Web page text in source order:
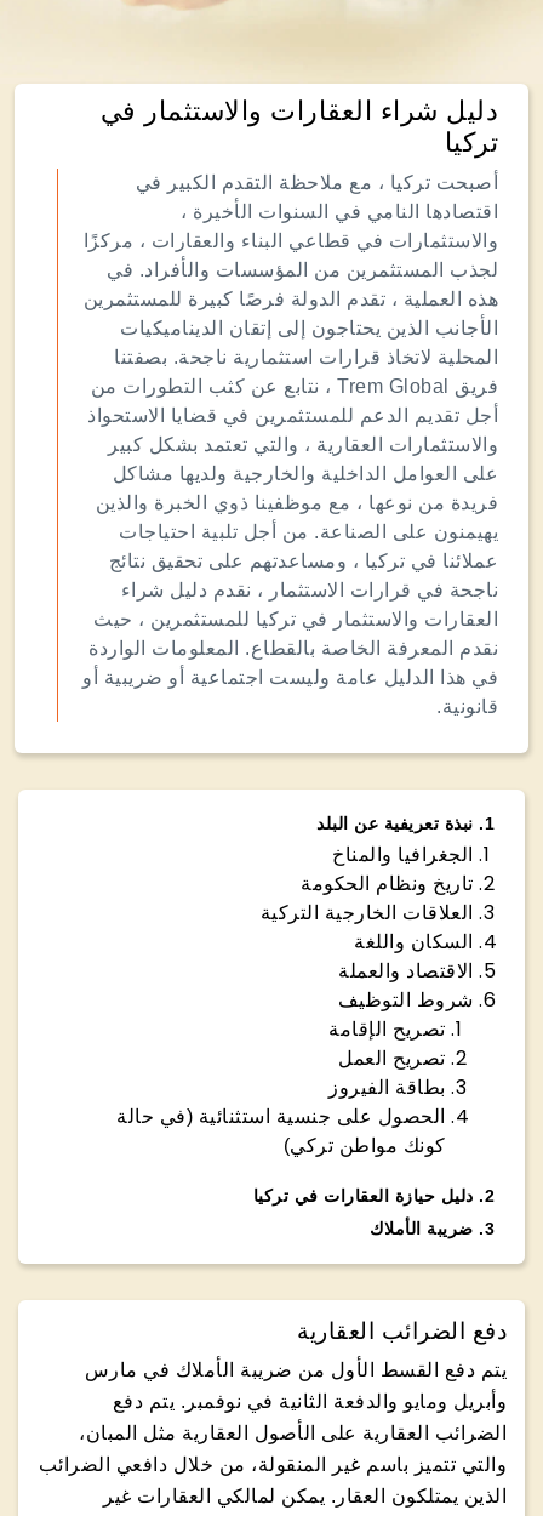
دليل شراء العقارات والاستثمار في
تركيا
أصبحت تركيا ، مع ملاحظة التقدم الكبير في
اقتصادها النامي في السنوات الأخيرة ،
والاستثمارات في قطاعي البناء والعقارات ، مركزًا
لجذب المستثمرين من المؤسسات والأفراد. في
هذه العملية ، تقدم الدولة فرصًا كبيرة للمستثمرين
الأجانب الذين يحتاجون إلى إتقان الديناميكيات
المحلية لاتخاذ قرارات استثمارية ناجحة. بصفتنا
فريق Trem Global ، نتابع عن كثب التطورات من
أجل تقديم الدعم للمستثمرين في قضايا الاستحواذ
والاستثمارات العقارية ، والتي تعتمد بشكل كبير
على العوامل الداخلية والخارجية ولديها مشاكل
فريدة من نوعها ، مع موظفينا ذوي الخبرة والذين
يهيمنون على الصناعة. من أجل تلبية احتياجات
عملائنا في تركيا ، ومساعدتهم على تحقيق نتائج
ناجحة في قرارات الاستثمار ، نقدم دليل شراء
العقارات والاستثمار في تركيا للمستثمرين ، حيث
نقدم المعرفة الخاصة بالقطاع. المعلومات الواردة
في هذا الدليل عامة وليست اجتماعية أو ضريبية أو
قانونية.
1
. نبذة تعريفية عن البلد
الجغرافيا والمناخ
تاريخ ونظام الحكومة
العلاقات الخارجية التركية
السكان واللغة
الاقتصاد والعملة
شروط التوظيف
تصريح الإقامة
تصريح العمل
بطاقة الفيروز
الحصول على جنسية استثنائية (في حالة
كونك مواطن تركي)
2
. دليل حيازة العقارات في تركيا
3
. ضريبة الأملاك
دفع الضرائب العقارية
يتم دفع القسط الأول من ضريبة الأملاك في مارس
وأبريل ومايو والدفعة الثانية في نوفمبر. يتم دفع
الضرائب العقارية على الأصول العقارية مثل المبان،
والتي تتميز باسم غير المنقولة، من خلال دافعي الضرائب
الذين يمتلكون العقار. يمكن لمالكي العقارات غير